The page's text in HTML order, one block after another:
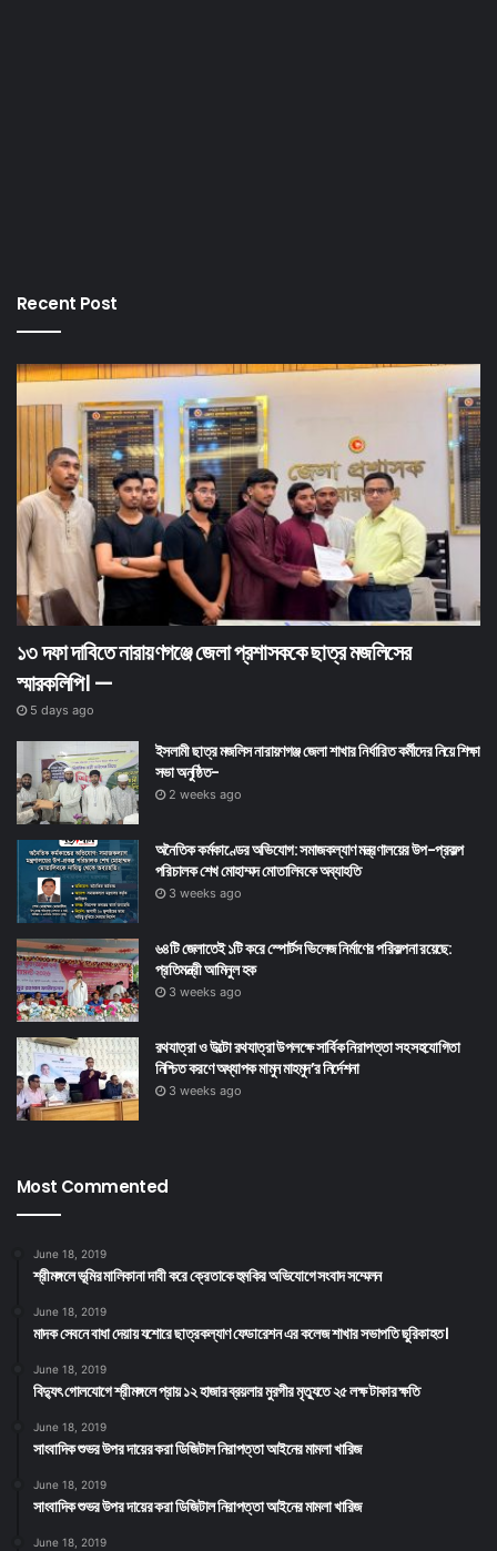
Recent Post
১৩ দফা দাবিতে নারায়ণগঞ্জে জেলা প্রশাসককে ছাত্র মজলিসের
স্মারকলিপি। —
5 days ago
ইসলামী ছাত্র মজলিস নারায়ণগঞ্জ জেলা শাখার নির্ধারিত কর্মীদের নিয়ে শিক্ষা
সভা অনুষ্ঠিত-
2 weeks ago
অনৈতিক কর্মকাণ্ডের অভিযোগ: সমাজকল্যাণ মন্ত্রণালয়ের উপ-প্রকল্প
পরিচালক শেখ মোহাম্মদ মোতালিবকে অব্যাহতি
3 weeks ago
৬৪টি জেলাতেই ১টি করে স্পোর্টস ভিলেজ নির্মাণের পরিকল্পনা রয়েছে:
প্রতিমন্ত্রী আমিনুল হক
3 weeks ago
রথযাত্রা ও উল্টো রথযাত্রা উপলক্ষে সার্বিক নিরাপত্তা সহ সহযোগিতা
নিশ্চিত করণে অধ্যাপক মামুন মাহমুদ’র নির্দেশনা
3 weeks ago
Most Commented
June 18, 2019
শ্রীমঙ্গলে ভূমির মালিকানা দাবী করে ক্রেতাকে হুমকির অভিযোগে সংবাদ সম্মেলন
June 18, 2019
মাদক সেবনে বাধা দেয়ায় যশোরে ছাত্রকল্যাণ ফেডারেশন এর কলেজ শাখার সভাপতি ছুরিকাহত।
June 18, 2019
বিদ্যুৎ গোলযোগে শ্রীমঙ্গলে প্রায় ১২ হাজার ব্রয়লার মুরগীর মৃত্যুতে ২৫ লক্ষ টাকার ক্ষতি
June 18, 2019
সাংবাদিক শুভর উপর দায়ের করা ডিজিটাল নিরাপত্তা আইনের মামলা খারিজ
June 18, 2019
সাংবাদিক শুভর উপর দায়ের করা ডিজিটাল নিরাপত্তা আইনের মামলা খারিজ
June 18, 2019